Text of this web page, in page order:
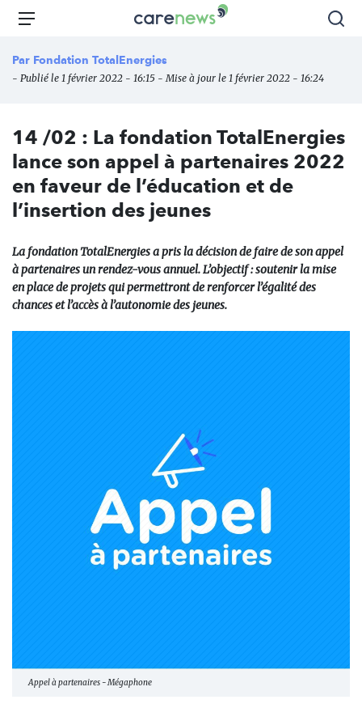
Aller
principal
Carenews,
média
des
l'engagement
Menu
Par Fondation TotalEnergies
- Publié le 1 février 2022 - 16:15 - Mise à jour le 1 février 2022 - 16:24
14 /02 : La fondation TotalEnergies
lance son appel à partenaires 2022
en faveur de l’éducation et de
l’insertion des jeunes
La fondation TotalEnergies a pris la décision de faire de son appel
à partenaires un rendez-vous annuel. L’objectif : soutenir la mise
en place de projets qui permettront de renforcer l’égalité des
chances et l’accès à l’autonomie des jeunes.
Appel à partenaires - Mégaphone